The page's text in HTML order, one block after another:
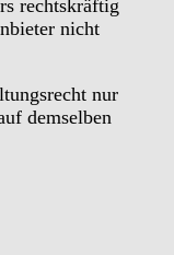
rechtskräftig
nicht
nur
demselben